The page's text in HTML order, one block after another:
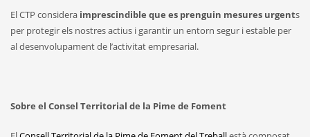
El CTP considera imprescindible que es prenguin mesures urgents
per protegir els nostres actius i garantir un entorn segur i estable per
al desenvolupament de l’activitat empresarial.
Sobre el Consel Territorial de la Pime de Foment